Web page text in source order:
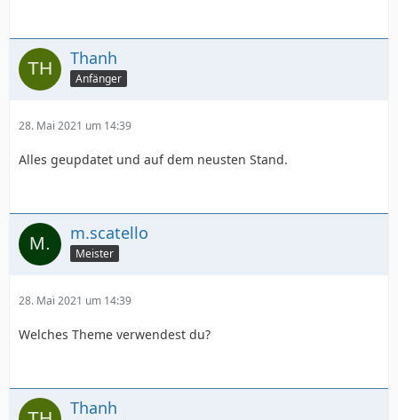
Thanh
Anfänger
28. Mai 2021 um 14:39
Alles geupdatet und auf dem neusten Stand.
m.scatello
Meister
28. Mai 2021 um 14:39
Welches Theme verwendest du?
Thanh